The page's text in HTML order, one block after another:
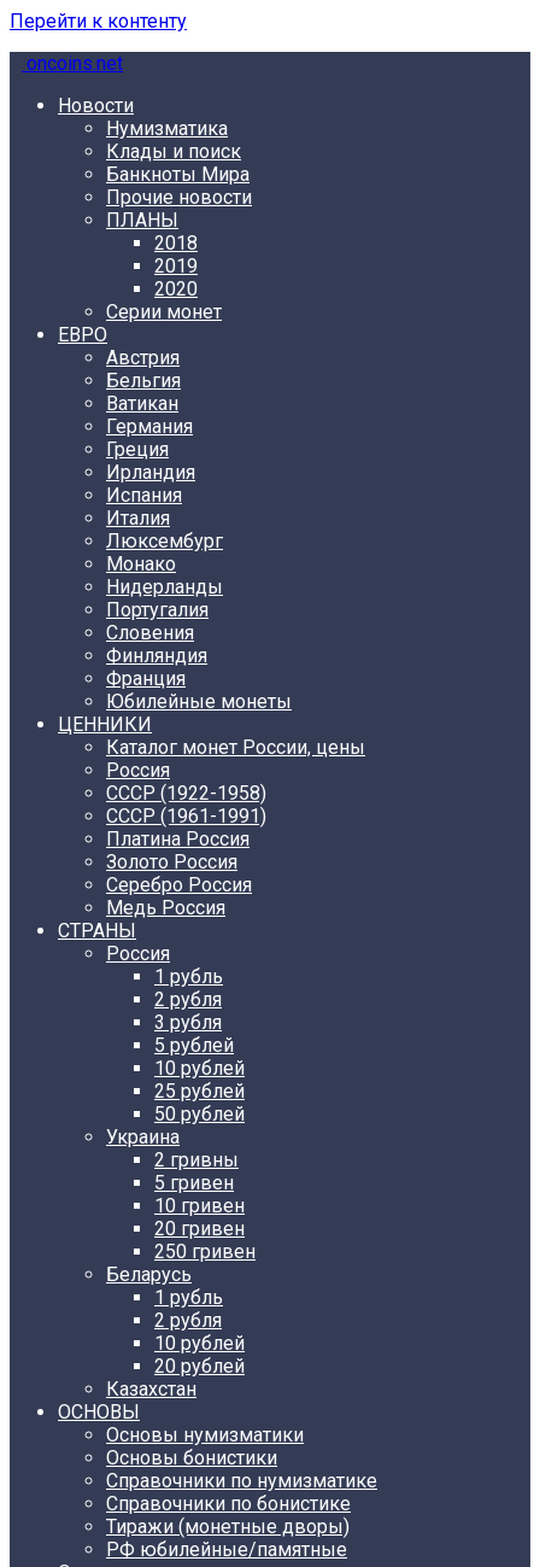
Перейти к контенту
oncoins.net
Новости
Нумизматика
Клады и поиск
Банкноты Мира
Прочие новости
ПЛАНЫ
2018
2019
2020
Серии монет
ЕВРО
Австрия
Бельгия
Ватикан
Германия
Греция
Ирландия
Испания
Италия
Люксембург
Монако
Нидерланды
Португалия
Словения
Финляндия
Франция
Юбилейные монеты
ЦЕННИКИ
Каталог монет России, цены
Россия
СССР (1922-1958)
CCCР (1961-1991)
Платина Россия
Золото Россия
Серебро Россия
Медь Россия
СТРАНЫ
Россия
1 рубль
2 рубля
3 рубля
5 рублей
10 рублей
25 рублей
50 рублей
Украина
2 гривны
5 гривен
10 гривен
20 гривен
250 гривен
Беларусь
1 рубль
2 рубля
10 рублей
20 рублей
Казахстан
ОСНОВЫ
Основы нумизматики
Основы бонистики
Справочники по нумизматике
Справочники по бонистике
Тиражи (монетные дворы)
РФ юбилейные/памятные